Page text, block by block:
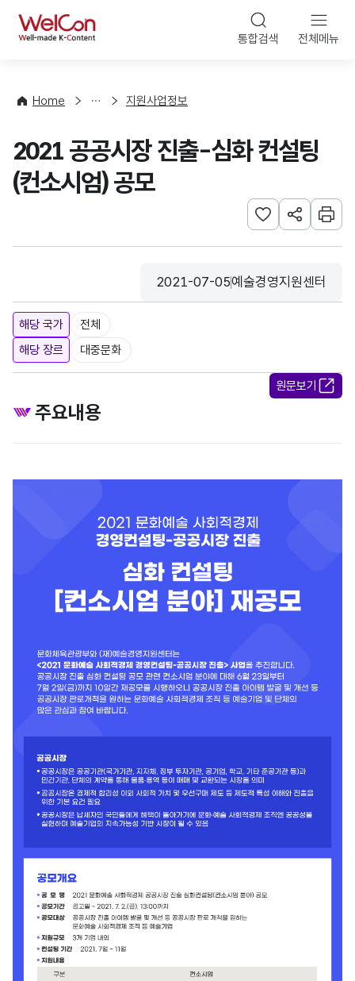
WelCon 통합검색 전체메뉴
Home
사
청
지원사업정보
2021 공공시장 진출-심화 컨설팅
(컨소시엄) 공모
관심사 등록하기
URL 공유하
인쇄
등록일
2021-07-05
수집기관
예술경영지원센터
해당 국가
전체
해당 장르
대중문화
원문보기
주요내용